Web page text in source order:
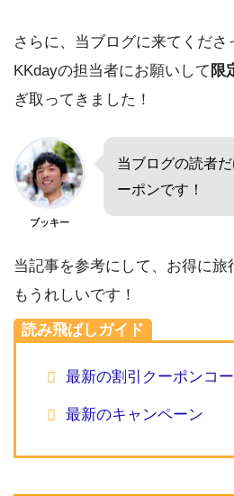
さらに、当ブログに来てくださ
KKdayの担当者にお願いして 限
ぎ取ってきました！
ブッキー
当ブログの読者
ーポンです！
当記事を参考にして、お得に旅
もうれしいです！
読み飛ばしガイド
最新の割引クーポンコ
最新のキャンペーン